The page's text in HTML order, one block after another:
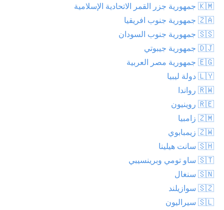
🇰🇲 جمهورية جزر القمر الاتحادية الإسلامية
🇿🇦 جمهورية جنوب افريقيا
🇸🇸 جمهورية جنوب السودان
🇩🇯 جمهورية جيبوتي
🇪🇬 جمهورية مصر العربية
🇱🇾 دولة ليبيا
🇷🇼 رواندا
🇷🇪 روينيون
🇿🇲 زامبيا
🇿🇼 زيمبابوي
🇸🇭 سانت هيلينا
🇸🇹 ساو تومي وبرينسيبي
🇸🇳 سنغال
🇸🇿 سوازيلند
🇸🇱 سيراليون